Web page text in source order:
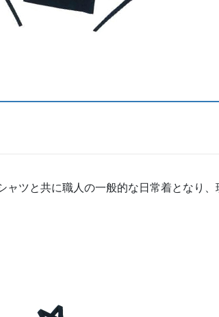
ャツと共に職人の一般的な日常着となり、